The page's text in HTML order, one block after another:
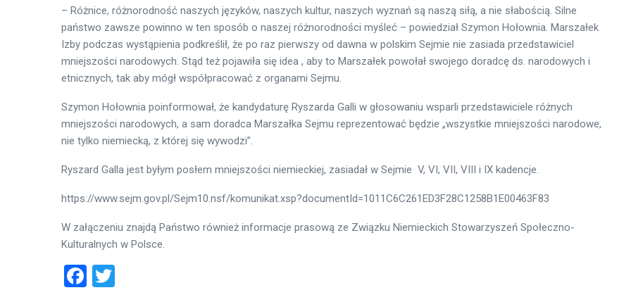
– Różnice, różnorodność naszych języków, naszych kultur, naszych wyznań są naszą siłą, a nie słabością. Silne
państwo zawsze powinno w ten sposób o naszej różnorodności myśleć – powiedział Szymon Hołownia. Marszałek
Izby podczas wystąpienia podkreślił, że po raz pierwszy od dawna w polskim Sejmie nie zasiada przedstawiciel
mniejszości narodowych. Stąd też pojawiła się idea , aby to Marszałek powołał swojego doradcę ds. narodowych i
etnicznych, tak aby mógł współpracować z organami Sejmu.
Szymon Hołownia poinformował, że kandydaturę Ryszarda Galli w głosowaniu wsparli przedstawiciele różnych
mniejszości narodowych, a sam doradca Marszałka Sejmu reprezentować będzie „wszystkie mniejszości narodowe,
nie tylko niemiecką, z której się wywodzi”.
Ryszard Galla jest byłym posłem mniejszości niemieckiej, zasiadał w Sejmie V, VI, VII, VIII i IX kadencje.
https://www.sejm.gov.pl/Sejm10.nsf/komunikat.xsp?documentId=1011C6C261ED3F28C1258B1E00463F83
W załączeniu znajdą Państwo również informacje prasową ze Związku Niemieckich Stowarzyszeń Społeczno-
Kulturalnych w Polsce.
Facebook